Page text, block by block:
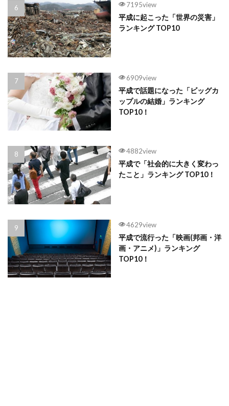
7195view
平成に起こった「世界の災害」
ランキング TOP10
6909view
平成で話題になった「ビッグカ
ップルの結婚」ランキング
TOP10！
4882view
平成で「社会的に大きく変わっ
たこと」ランキング TOP10！
4629view
平成で流行った「映画(邦画・洋
画・アニメ)」ランキング
TOP10！